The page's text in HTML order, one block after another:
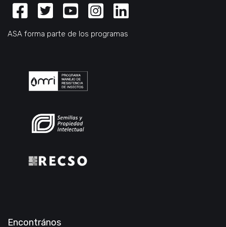
Facebook
TwitterYoutube
Instagram
Linkedin
ASA forma parte de los programas
Encontrános